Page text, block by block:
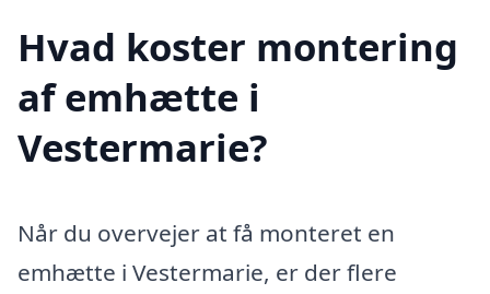
Hvad koster montering
af emhætte i
Vestermarie?
Når du overvejer at få monteret en
emhætte i Vestermarie, er der flere